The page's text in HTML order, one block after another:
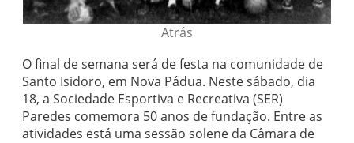
Atrás
O final de semana será de festa na comunidade de
Santo Isidoro, em Nova Pádua. Neste sábado, dia
18, a Sociedade Esportiva e Recreativa (SER)
Paredes comemora 50 anos de fundação. Entre as
atividades está uma sessão solene da Câmara de